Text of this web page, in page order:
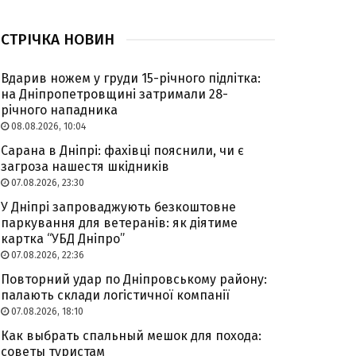
СТРІЧКА НОВИН
Вдарив ножем у груди 15-річного підлітка:
на Дніпропетровщині затримали 28-
річного нападника
08.08.2026, 10:04
Сарана в Дніпрі: фахівці пояснили, чи є
загроза нашестя шкідників
07.08.2026, 23:30
У Дніпрі запроваджують безкоштовне
паркування для ветеранів: як діятиме
картка “УБД Дніпро”
07.08.2026, 22:36
Повторний удар по Дніпровському району:
палають склади логістичної компанії
07.08.2026, 18:10
Как выбрать спальный мешок для похода:
советы туристам